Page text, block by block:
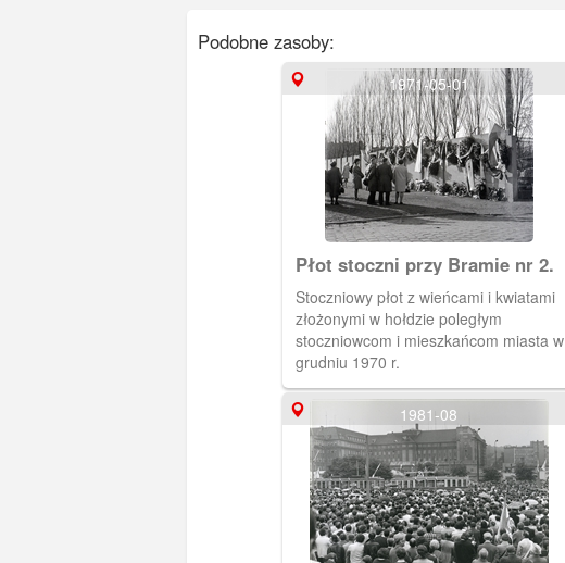
Podobne zasoby:
1971-05-01
Płot stoczni przy Bramie nr 2.
Stoczniowy płot z wieńcami i kwiatami
złożonymi w hołdzie poległym
stoczniowcom i mieszkańcom miasta w
grudniu 1970 r.
1981-08